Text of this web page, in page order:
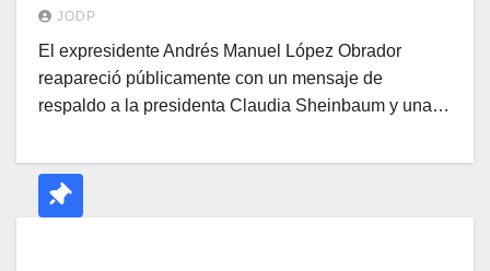
JODP
El expresidente Andrés Manuel López Obrador
reapareció públicamente con un mensaje de
respaldo a la presidenta Claudia Sheinbaum y una…